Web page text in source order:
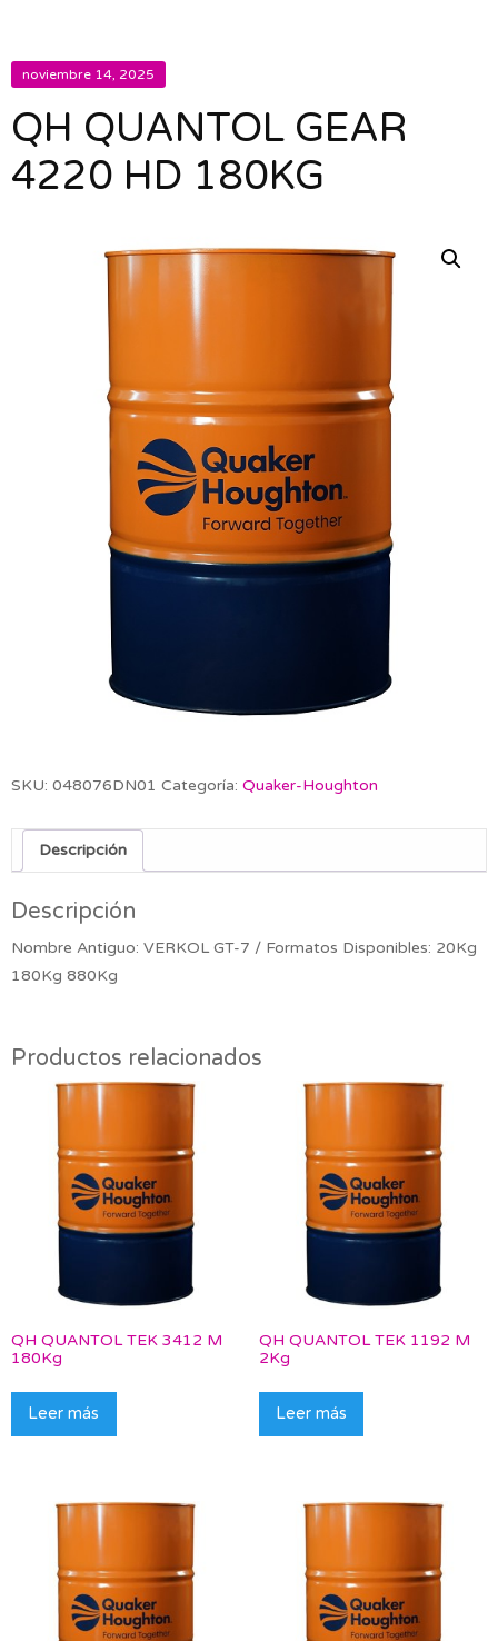
noviembre 14, 2025
QH QUANTOL GEAR
4220 HD 180KG
SKU: 048076DN01 Categoría: Quaker-Houghton
Descripción
Descripción
Nombre Antiguo: VERKOL GT-7 / Formatos Disponibles: 20Kg
180Kg 880Kg
Productos relacionados
QH QUANTOL TEK 3412 M
180Kg
Leer más
QH QUANTOL TEK 1192 M
2Kg
Leer más